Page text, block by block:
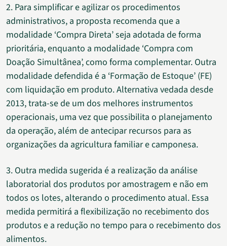
2. Para simplificar e agilizar os procedimentos
administrativos, a proposta recomenda que a
modalidade ‘Compra Direta’ seja adotada de forma
prioritária, enquanto a modalidade ‘Compra com
Doação Simultânea’, como forma complementar. Outra
modalidade defendida é a ‘Formação de Estoque’ (FE)
com liquidação em produto. Alternativa vedada desde
2013, trata-se de um dos melhores instrumentos
operacionais, uma vez que possibilita o planejamento
da operação, além de antecipar recursos para as
organizações da agricultura familiar e camponesa.
3. Outra medida sugerida é a realização da análise
laboratorial dos produtos por amostragem e não em
todos os lotes, alterando o procedimento atual. Essa
medida permitirá a flexibilização no recebimento dos
produtos e a redução no tempo para o recebimento dos
alimentos.